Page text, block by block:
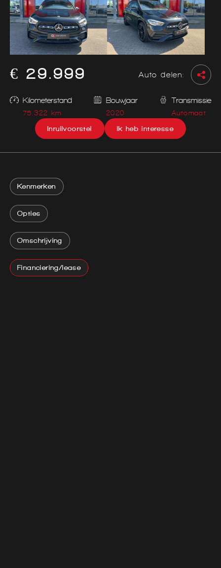
€ 29.999 Auto delen:
Kilometerstand
75.322 km
Bouwjaar
2020
Transmissie
Automaat
Inruilvoorstel Ik heb interesse
Kenmerken
Opties
Omschrijving
Financiering/lease